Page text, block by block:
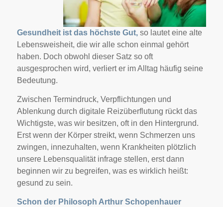
Gesundheit ist das höchste Gut, so lautet eine alte
Lebensweisheit, die wir alle schon einmal gehört
haben. Doch obwohl dieser Satz so oft
ausgesprochen wird, verliert er im Alltag häufig seine
Bedeutung.
Zwischen Termindruck, Verpflichtungen und
Ablenkung durch digitale Reizüberflutung rückt das
Wichtigste, was wir besitzen, oft in den Hintergrund.
Erst wenn der Körper streikt, wenn Schmerzen uns
zwingen, innezuhalten, wenn Krankheiten plötzlich
unsere Lebensqualität infrage stellen, erst dann
beginnen wir zu begreifen, was es wirklich heißt:
gesund zu sein.
Schon der Philosoph Arthur Schopenhauer